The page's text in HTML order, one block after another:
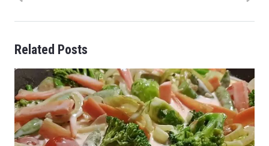
Related Posts